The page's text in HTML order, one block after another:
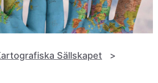
Sällskapet >